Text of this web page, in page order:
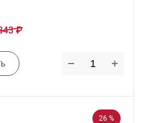
₽
26 %